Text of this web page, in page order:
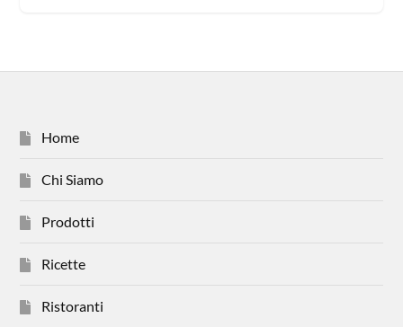
Home
Chi Siamo
Prodotti
Ricette
Ristoranti